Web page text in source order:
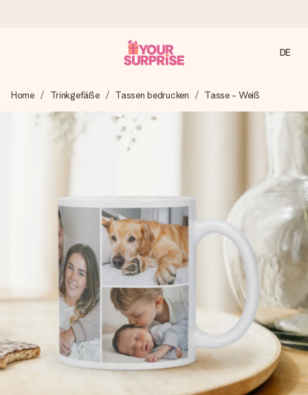
Wir bereiten dein Geschenk sorgfältig vor und schicken es
blitzschnell – damit du es genau zum richtigen Zeitpunkt
überreichen kannst, wenn es am meisten zählt.
4,8 (basierend auf +15.000 Bewertungen)
Unsere Geschenke begeistern. Kunden bewerten uns mit
4,8 bei Google Reviews (Gesamtergebnis aller Länder, in
die wir versenden).
Mit Liebe gemacht, im Handumdrehen
Erstelle etwas Einzigartiges in wenigen Schritten – mit
ihrem Namen, deinem Foto oder einer Nachricht von
Herzen. Kein Stress, nur pure Liebe für den perfekten
Moment.
DE
Home Trinkgefäße Tassen bedrucken Tasse - Weiß